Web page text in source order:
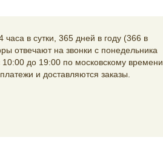
в сутки, 365 дней в году (366 в
отвечают на звонки с понедельника
до 19:00 по московскому времени,
и доставляются заказы.